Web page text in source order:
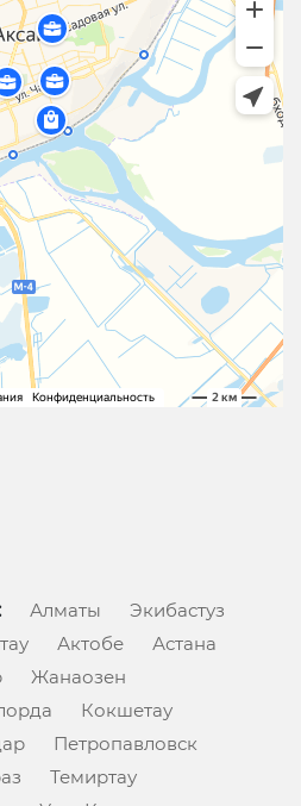
Алматы
Экибастуз
Актобе
Астана
Жанаозен
Кокшетау
Петропавловск
Темиртау